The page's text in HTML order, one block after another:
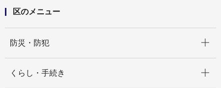
区のメニュー
防災・防犯
くらし・手続き